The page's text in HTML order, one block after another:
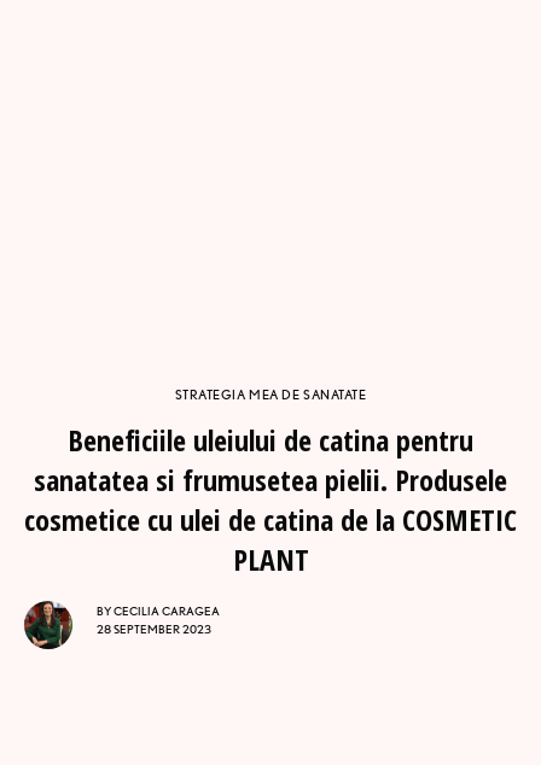
STRATEGIA MEA DE SANATATE
Beneficiile uleiului de catina pentru
sanatatea si frumusetea pielii. Produsele
cosmetice cu ulei de catina de la COSMETIC
PLANT
BYCECILIA CARAGEA
28 SEPTEMBER 2023